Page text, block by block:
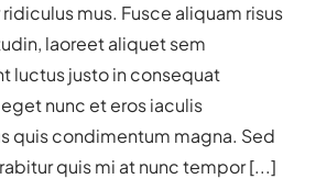
mus. Fusce aliquam risus
laoreet aliquet sem
luctus justo in consequat
nunc et eros iaculis
quis condimentum magna. Sed
quis mi at nunc tempor [...]